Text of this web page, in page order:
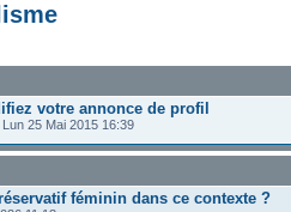
votre annonce de profil
Lun 25 Mai 2015 16:39
féminin dans ce contexte ?